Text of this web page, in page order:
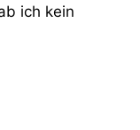
ich kein